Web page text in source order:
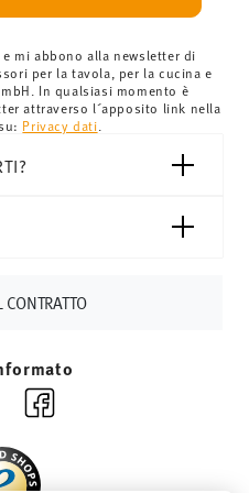
mi abbono alla newsletter di
per la tavola, per la cucina e
In qualsiasi momento è
attraverso l´apposito link nella
Privacy dati
CONTRATTO